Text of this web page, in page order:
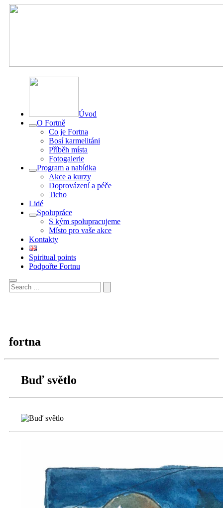
Úvod
O Fortně
Co je Fortna
Bosí karmelitáni
Příběh místa
Fotogalerie
Program a nabídka
Akce a kurzy
Doprovázení a péče
Ticho
Lidé
Spolupráce
S kým spolupracujeme
Místo pro vaše akce
Kontakty
Spiritual points
Podpořte Fortnu
fortna
Buď světlo